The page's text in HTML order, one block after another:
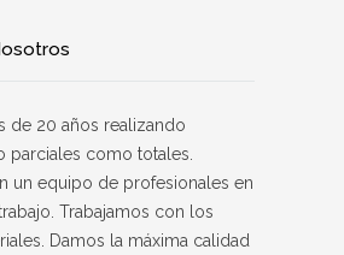
de 20 años realizando
parciales como totales.
un equipo de profesionales en
Trabajamos con los
Damos la máxima calidad